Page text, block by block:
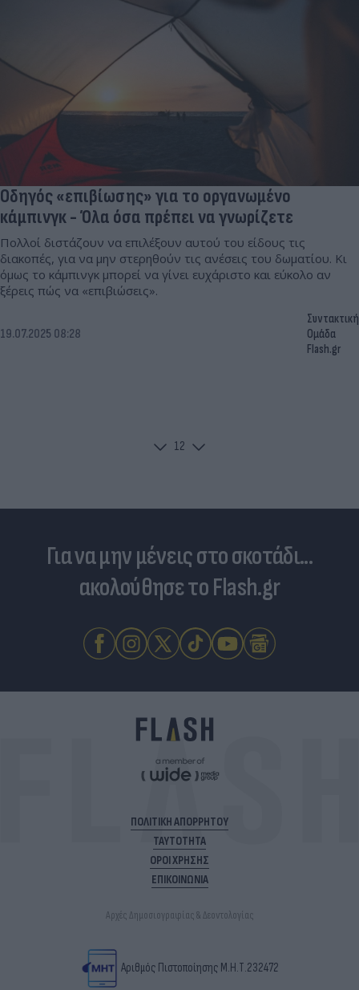
Οδηγός «επιβίωσης» για το οργανωμένο
κάμπινγκ - Όλα όσα πρέπει να γνωρίζετε
Πολλοί διστάζουν να επιλέξουν αυτού του είδους τις
διακοπές, για να μην στερηθούν τις ανέσεις του δωματίου. Κι
όμως το κάμπινγκ μπορεί να γίνει ευχάριστο και εύκολο αν
ξέρεις πώς να «επιβιώσεις».
19.07.2025 08:28
Συντακτική
Ομάδα
Flash.gr
12
Για να μην μένεις στο σκοτάδι...
ακολούθησε το Flash.gr
ΠΟΛΙΤΙΚΗ ΑΠΟΡΡΗΤΟΥ
ΤΑΥΤΟΤΗΤΑ
ΟΡΟΙ ΧΡΗΣΗΣ
ΕΠΙΚΟΙΝΩΝΙΑ
Αρχές Δημοσιογραφίας & Δεοντολογίας
Αριθμός Πιστοποίησης Μ.Η.Τ.232472